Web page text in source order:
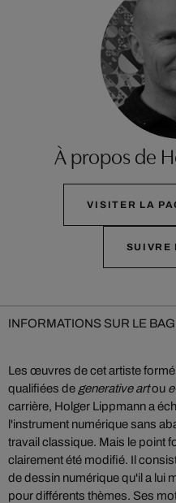
À propos de
VISITER LA
SUIVRE
INFORMATIONS SUR LE
Les œuvres de cet artiste
qualifiées de generative artou
carrière, Holger Lippmann a
l'instrument numérique sans
travail classique. Mais le point
clairement été modifié. Il
de dessin numérique qu'il a lui
pour différents thèmes. Ses